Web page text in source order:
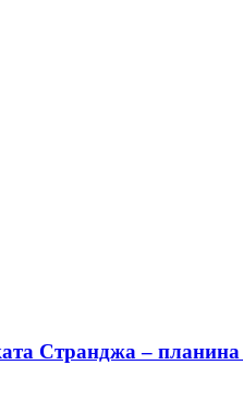
Странджа – планина